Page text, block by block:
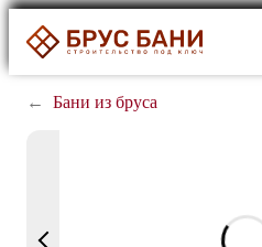
← Бани из бруса